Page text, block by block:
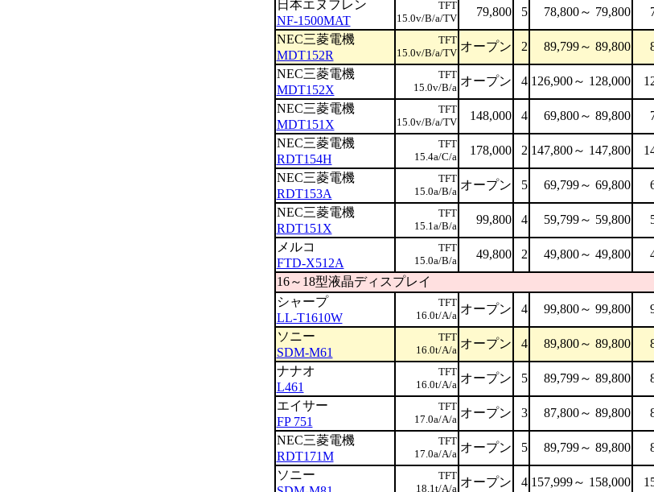
日本エヌフレン
NF-1500MAT
TFT
15.0v/B/a/TV
79,800 5 78,800～ 79,800
NEC三菱電機
MDT152R
TFT
15.0v/B/a/TV オープン 2 89,799～ 89,800
NEC三菱電機
MDT152X
TFT
15.0v/B/a オープン 4 126,900～ 128,000
NEC三菱電機
MDT151X
TFT
15.0v/B/a/TV
148,000 4 69,800～ 89,800
NEC三菱電機
RDT154H
TFT
15.4a/C/a
178,000 2 147,800～ 147,800
NEC三菱電機
RDT153A
TFT
15.0a/B/a オープン 5 69,799～ 69,800
NEC三菱電機
RDT151X
TFT
15.1a/B/a
99,800 4 59,799～ 59,800
メルコ
FTD-X512A
TFT
15.0a/B/a
49,800 2 49,800～ 49,800
16～18型液晶ディスプレイ
シャープ
LL-T1610W
TFT
16.0t/A/a オープン 4 99,800～ 99,800
ソニー
SDM-M61
TFT
16.0t/A/a オープン 4 89,800～ 89,800
ナナオ
L461
TFT
16.0t/A/a オープン 5 89,799～ 89,800
エイサー
FP 751
TFT
17.0a/A/a オープン 3 87,800～ 89,800
NEC三菱電機
RDT171M
TFT
17.0a/A/a オープン 5 89,799～ 89,800
ソニー
TFT
18.1t/A/a オープン 4 157,999～ 158,000